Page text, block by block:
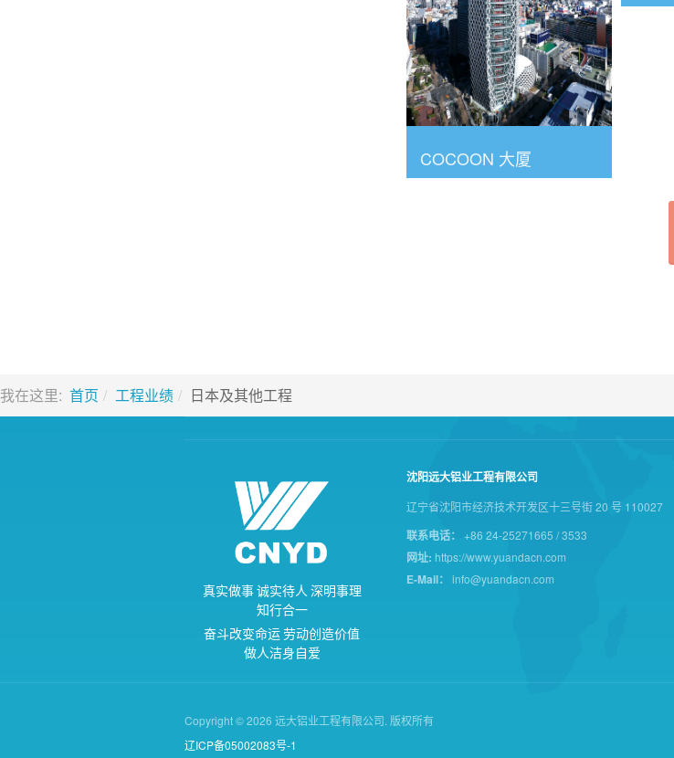
COCOON 大厦
我在这里: 首页 工程业绩 日本及其他工程
真实做事 诚实待人 深明事理
知行合一
奋斗改变命运劳动创 造价值
做人洁身自爱
沈阳远大铝业工程有限公司
辽宁省沈阳市经济技术开发区十三号街 20 号 110027
联系电话： +86 24-25271665 / 3533
网址: https://www.yuandacn.com
E-Mail： info@yuandacn.com
Copyright © 2026 远大铝业工程有限公司. 版权所有
辽ICP备05002083号-1